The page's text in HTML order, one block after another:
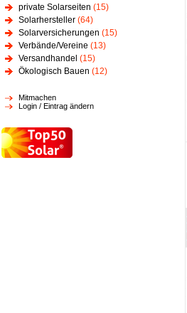
private Solarseiten (15)
Solarhersteller (64)
Solarversicherungen (15)
Verbände/Vereine (13)
Versandhandel (15)
Ökologisch Bauen (12)
Mitmachen
Login / Eintrag ändern